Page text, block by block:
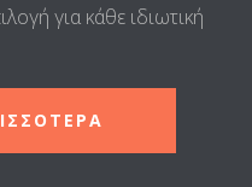
για κάθε ιδιωτική